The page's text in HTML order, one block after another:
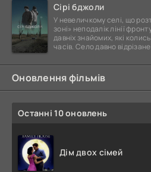
Сірі бджоли
У невеличкому селі, що
зоні» неподалік лінії
давніх знайомих, які
часів. Село давно
Оновлення фільмів
Останні 10 оновлень
Дім двох сімей